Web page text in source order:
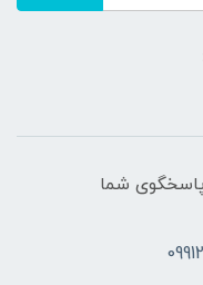
پاسخگوی شما